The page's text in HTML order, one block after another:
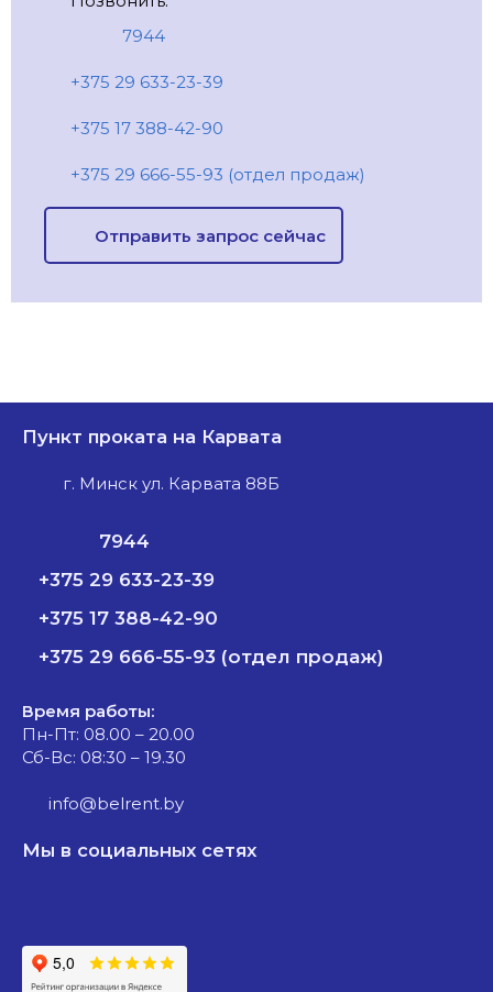
7944
+375 29 633-23-39
+375 17 388-42-90
+375 29 666-55-93 (отдел продаж)
Отправить запрос сейчас
Пункт проката на Карвата
г. Минск ул. Карвата 88Б
7944
+375 29 633-23-39
+375 17 388-42-90
+375 29 666-55-93 (отдел продаж)
Время работы:
Пн-Пт: 08.00 – 20.00
Сб-Вс: 08:30 – 19.30
info@belrent.by
Мы в социальных сетях